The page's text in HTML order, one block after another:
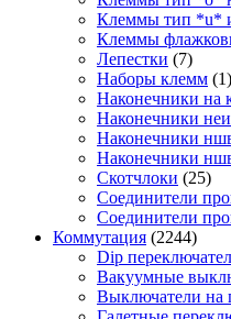
Клеммы тип *u*
Клеммы
Лепестки (7)
Наборы клемм (1)
Наконечники на
Наконечники
Наконечники
Наконечники
Скотчлоки (25)
Соединители
Соединители
Коммутация (2244)
Dip
Вакуумные
Выключатели на